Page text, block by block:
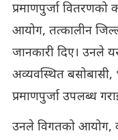
प्रमाणपुर्जा वितरणको
आयोग, तत्कालीन
जानकारी दिए। उनले
अव्यवस्थित बसोबासी,
प्रमाणपुर्जा उपलब्ध
उनले विगतको आयोग,